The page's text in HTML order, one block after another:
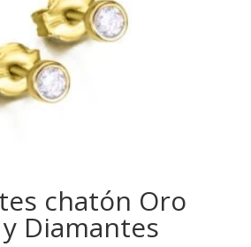
chatón Oro
Diamantes